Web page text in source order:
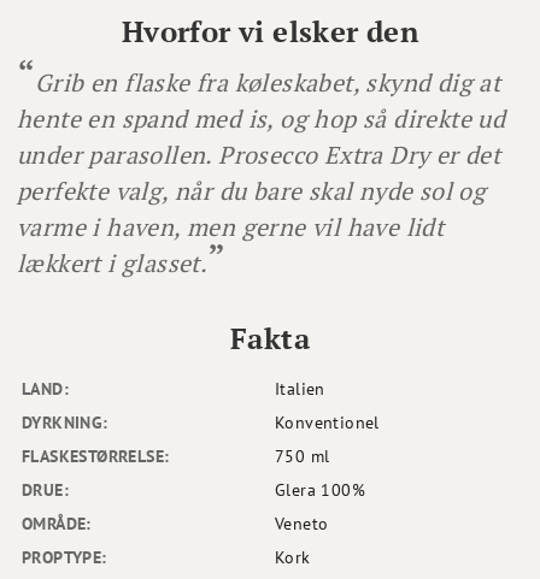
Hvorfor vi elsker den
Grib en flaske fra køleskabet, skynd dig at
hente en spand med is, og hop så direkte ud
under parasollen. Prosecco Extra Dry er det
perfekte valg, når du bare skal nyde sol og
varme i haven, men gerne vil have lidt
lækkert i glasset.
LAND:
Italien
DYRKNING:
Konventionel
FLASKESTØRRELSE:
750 ml
DRUE:
Glera 100%
OMRÅDE:
Veneto
PROPTYPE:
Kork
Fakta